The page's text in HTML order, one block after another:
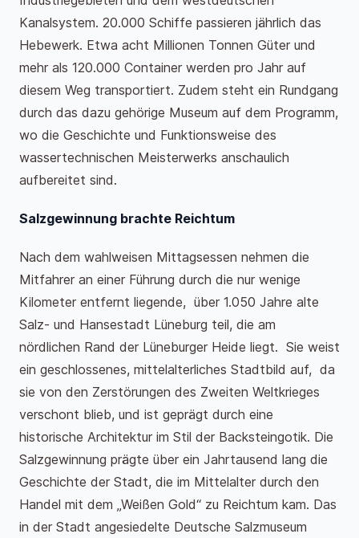
Kanalsystem. 20.000 Schiffe passieren jährlich das
Hebewerk. Etwa acht Millionen Tonnen Güter und
mehr als 120.000 Container werden pro Jahr auf
diesem Weg transportiert. Zudem steht ein Rundgang
durch das dazu gehörige Museum auf dem Programm,
wo die Geschichte und Funktionsweise des
wassertechnischen Meisterwerks anschaulich
aufbereitet sind.
Salzgewinnung brachte Reichtum
Nach dem wahlweisen Mittagsessen nehmen die
Mitfahrer an einer Führung durch die nur wenige
Kilometer entfernt liegende, über 1.050 Jahre alte
Salz- und Hansestadt Lüneburg teil, die am
nördlichen Rand der Lüneburger Heide liegt. Sie weist
ein geschlossenes, mittelalterliches Stadtbild auf, da
sie von den Zerstörungen des Zweiten Weltkrieges
verschont blieb, und ist geprägt durch eine
historische Architektur im Stil der Backsteingotik. Die
Salzgewinnung prägte über ein Jahrtausend lang die
Geschichte der Stadt, die im Mittelalter durch den
Handel mit dem „Weißen Gold“ zu Reichtum kam. Das
in der Stadt angesiedelte Deutsche Salzmuseum